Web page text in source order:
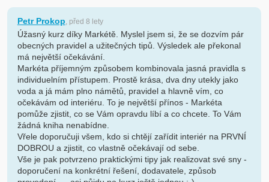
Petr Prokop, před 8 lety
Úžasný kurz díky Markétě. Myslel jsem si, že se dozvím pár
obecných pravidel a užitečných tipů. Výsledek ale překonal
má největší očekávání.
Markéta příjemným způsobem kombinovala jasná pravidla s
individuelním přístupem. Prostě krása, dva dny utekly jako
voda a já mám plno námětů, pravidel a hlavně vím, co
očekávám od interiéru. To je největší přínos - Markéta
pomůže zjistit, co se Vám opravdu líbí a co chcete. To Vám
žádná kniha nenabídne.
Vřele doporučuji všem, kdo si chtějí zařídit interiér na PRVNÍ
DOBROU a zjistit, co vlastně očekávají od sebe.
Vše je pak potvrzeno praktickými tipy jak realizovat své sny -
doporučení na konkrétní řešení, dodavatele, způsob